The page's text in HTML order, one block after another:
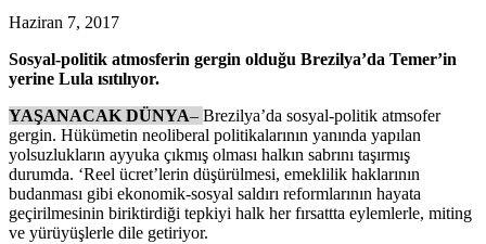
Haziran 7, 2017
Sosyal-politik atmosferin gergin olduğu Brezilya’da Temer’in
yerine Lula ısıtılıyor.
YAŞANACAK DÜNYA– Brezilya’da sosyal-politik atmsofer
gergin. Hükümetin neoliberal politikalarının yanında yapılan
yolsuzlukların ayyuka çıkmış olması halkın sabrını taşırmış
durumda. ‘Reel ücret’lerin düşürülmesi, emeklilik haklarının
budanması gibi ekonomik-sosyal saldırı reformlarının hayata
geçirilmesinin biriktirdiği tepkiyi halk her fırsattta eylemlerle, miting
ve yürüyüşlerle dile getiriyor.